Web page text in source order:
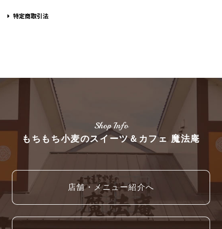
特定商取引法
Shop Info
もちもち小麦のスイーツ＆カフェ 魔法庵
店舗・メニュー紹介へ